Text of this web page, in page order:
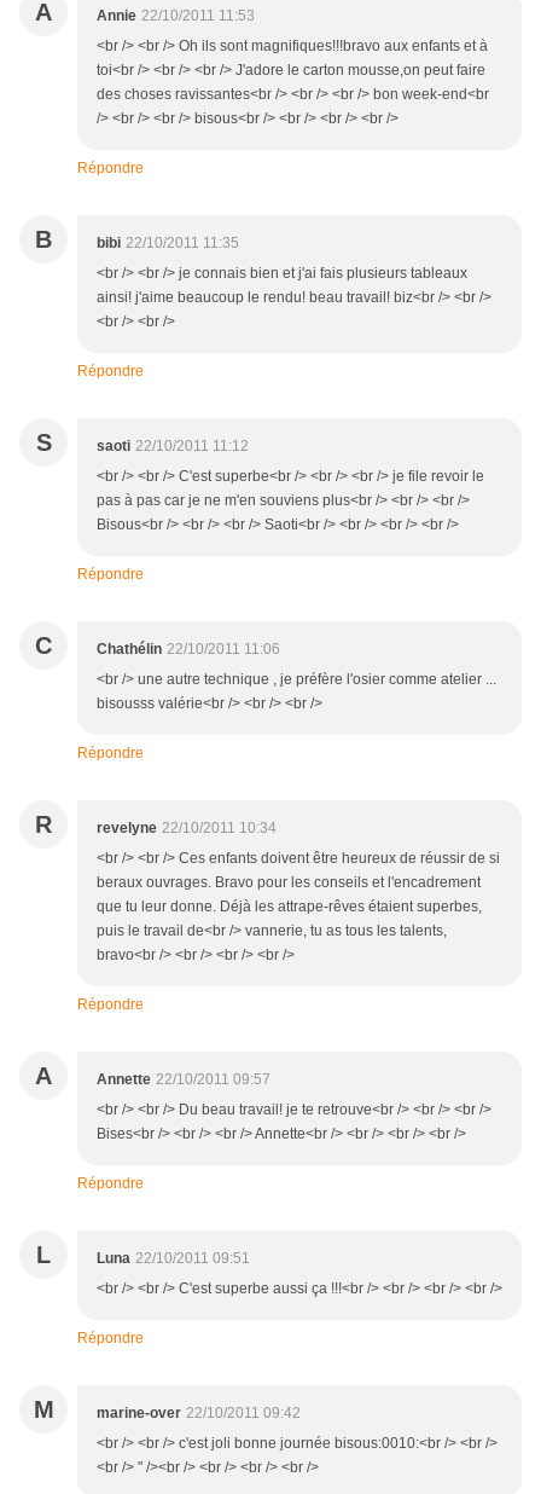
A Annie 22/10/2011 11:53
<br /> <br /> Oh ils sont magnifiques!!!bravo aux enfants et à
toi<br /> <br /> <br /> J'adore le carton mousse,on peut faire
des choses ravissantes<br /> <br /> <br /> bon week-end<br
/> <br /> <br /> bisous<br /> <br /> <br /> <br />
Répondre
B bibi 22/10/2011 11:35
<br /> <br /> je connais bien et j'ai fais plusieurs tableaux
ainsi! j'aime beaucoup le rendu! beau travail! biz<br /> <br />
<br /> <br />
Répondre
S saoti 22/10/2011 11:12
<br /> <br /> C'est superbe<br /> <br /> <br /> je file revoir le
pas à pas car je ne m'en souviens plus<br /> <br /> <br />
Bisous<br /> <br /> <br /> Saoti<br /> <br /> <br /> <br />
Répondre
C Chathélin 22/10/2011 11:06
<br /> une autre technique , je préfère l'osier comme atelier ...
bisousss valérie<br /> <br /> <br />
Répondre
R revelyne 22/10/2011 10:34
<br /> <br /> Ces enfants doivent être heureux de réussir de si
beraux ouvrages. Bravo pour les conseils et l'encadrement
que tu leur donne. Déjà les attrape-rêves étaient superbes,
puis le travail de<br /> vannerie, tu as tous les talents,
bravo<br /> <br /> <br /> <br />
Répondre
A Annette 22/10/2011 09:57
<br /> <br /> Du beau travail! je te retrouve<br /> <br /> <br />
Bises<br /> <br /> <br /> Annette<br /> <br /> <br /> <br />
Répondre
L Luna 22/10/2011 09:51
<br /> <br /> C'est superbe aussi ça !!!<br /> <br /> <br /> <br />
Répondre
M marine-over 22/10/2011 09:42
<br /> <br /> c'est joli bonne journée bisous:0010:<br /> <br />
<br /> " /><br /> <br /> <br /> <br />